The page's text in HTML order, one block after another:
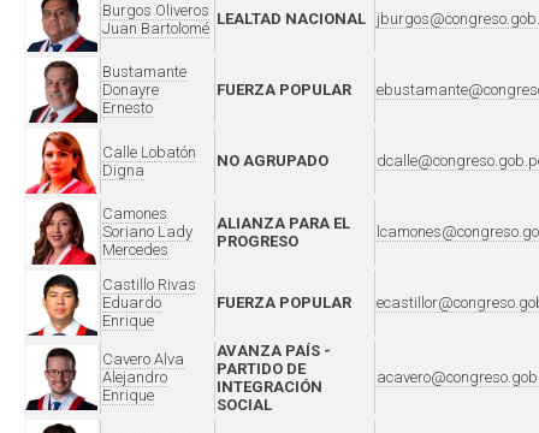
Burgos Oliveros
Juan Bartolomé
LEALTAD NACIONAL
Bustamante
Donayre
Ernesto
FUERZA POPULAR
Calle Lobatón
Digna
NO AGRUPADO
Camones
Soriano Lady
Mercedes
ALIANZA PARA EL
PROGRESO
Castillo Rivas
Eduardo
Enrique
FUERZA POPULAR
Cavero Alva
Alejandro
Enrique
AVANZA PAÍS -
PARTIDO DE
INTEGRACIÓN
SOCIAL